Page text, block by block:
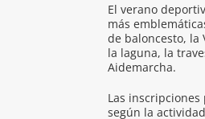
El verano
más
de baloncesto, la
la laguna, la
Aidemarcha.
Las
según la